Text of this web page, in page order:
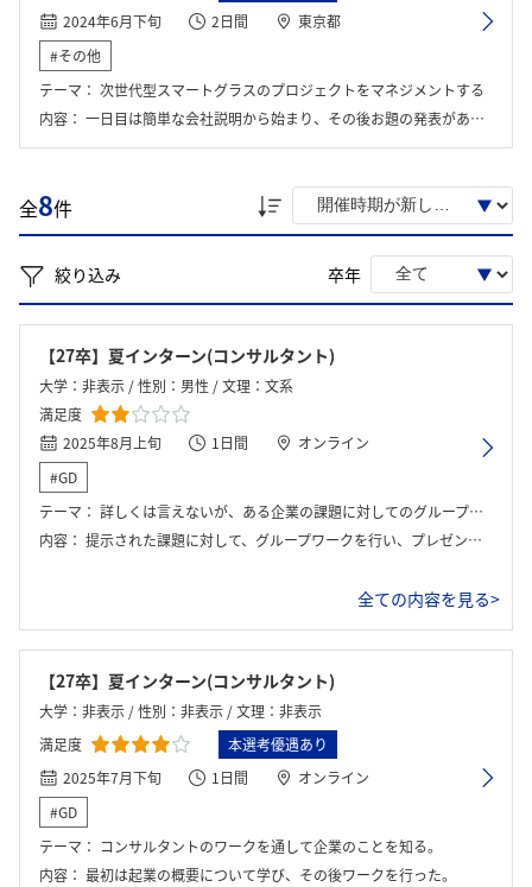
2024年6月下旬
2日間
東京都
#その他
テーマ： 次世代型スマートグラスのプロジェクトをマネジメントする
内容： 一日目は簡単な会社説明から始まり、その後お題の発表があった。ワークにあたって資料が渡されそこにプロジェクトの概要は各部署の社員がプロジェクトに対してどのように思っているのかなどが記載されており量がとても多く読み込むのに時間がかかった。その後グループでどのような施策を提案するかを考察し、最後に上司に報告した。二日目は上司からのフィードバックをもとに施策を固め、最後にプレゼンを行った。各班ごとにフィードバックはあったが優勝班等は決められなかった。その後座談会があった後、人事部の方から個人ごとのフィードバックをいただけた。
全8件
絞り込み 卒年
【27卒】夏インターン(コンサルタント)
大学：非表示 / 性別：男性 / 文理：文系
満足度
2025年8月上旬
1日間
オンライン
#GD
テーマ： 詳しくは言えないが、ある企業の課題に対してのグループワーク
内容： 提示された課題に対して、グループワークを行い、プレゼンテーションに対して、質疑応答が行われる形式。
全ての内容を見る>
【27卒】夏インターン(コンサルタント)
大学：非表示 / 性別：非表示 / 文理：非表示
満足度
本選考優遇あり
2025年7月下旬
1日間
オンライン
#GD
テーマ： コンサルタントのワークを通して企業のことを知る。
内容： 最初は起業の概要について学び、その後ワークを行った。